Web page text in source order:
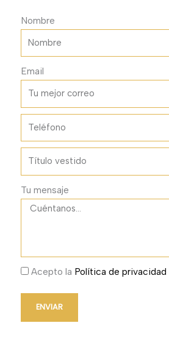
Nombre
Email
Tu mensaje
Acepto la Política de privacidad
ENVIAR